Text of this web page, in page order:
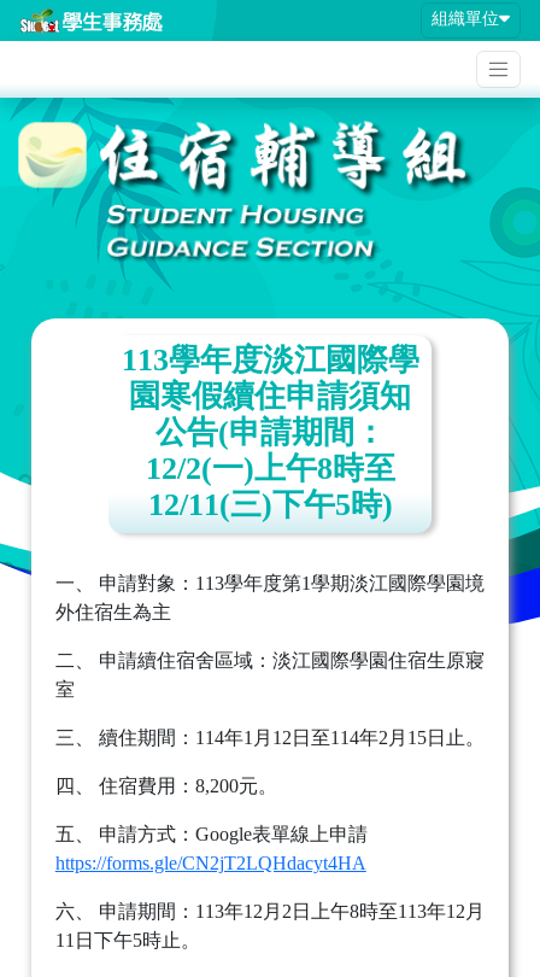
組織單位
113學年度淡江國際學
園寒假續住申請須知
公告(申請期間：
12/2(一)上午8時至
12/11(三)下午5時)
一、 申請對象：113學年度第1學期淡江國際學園境
外住宿生為主
二、 申請續住宿舍區域：淡江國際學園住宿生原寢
室
三、 續住期間：114年1月12日至114年2月15日止。
四、 住宿費用：8,200元。
五、 申請方式：Google表單線上申請
https://forms.gle/CN2jT2LQHdacyt4HA
六、 申請期間：113年12月2日上午8時至113年12月
11日下午5時止。